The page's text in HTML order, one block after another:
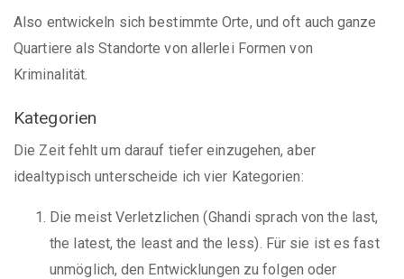
Also entwickeln sich bestimmte Orte, und oft auch ganze
Quartiere als Standorte von allerlei Formen von
Kriminalität.
Kategorien
Die Zeit fehlt um darauf tiefer einzugehen, aber
idealtypisch unterscheide ich vier Kategorien:
Die meist Verletzlichen (Ghandi sprach von the last,
the latest, the least and the less). Für sie ist es fast
unmöglich, den Entwicklungen zu folgen oder